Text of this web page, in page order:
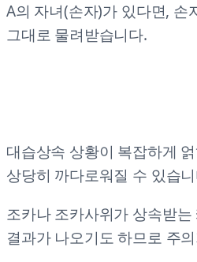
A의 자녀(손자)가 있다면, 손
그대로 물려받습니다.
대습상속 상황이 복잡하게
상당히 까다로워질 수 있습
조카나 조카사위가 상속받
결과가 나오기도 하므로 주